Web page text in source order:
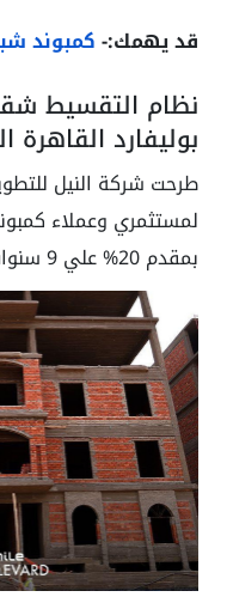
قد يهمك:-كمبوند
نظام التقسيط
بوليفارد القاهرة
طرحت شركة النيل
لمستثمري وعملاء
بمقدم 20% علي 9 سنوات.